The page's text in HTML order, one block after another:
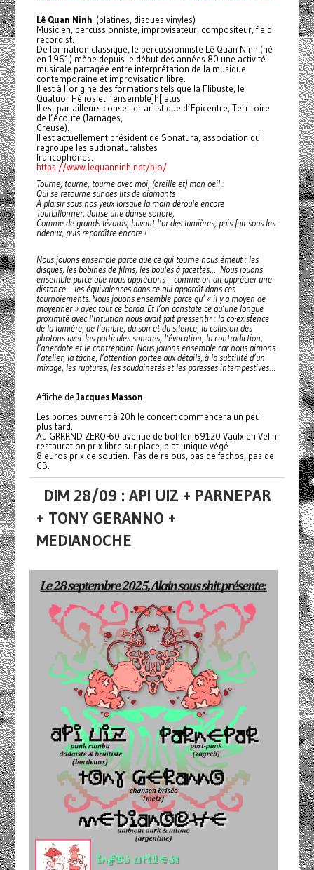
Lê Quan Ninh (platines, disques vinyles)
Musicien, percussionniste, improvisateur, compositeur, field
recordist.
De formation classique, le percussionniste Lê Quan Ninh (né
en 1961) mène depuis le début des années 80 une activité
musicale partagée entre interprétation de la musique
contemporaine et improvisation libre.
Il est à l’origine des formations tels que la Flibuste, le
Quatuor Hélios et l’ensemble]h[iatus.
Il est par ailleurs conseiller artistique d’Epicentre, Territoire
de l’écoute (Jarnages,
Creuse).
Il est actuellement président de Sonatura, association qui
regroupe les audionaturalistes
francophones.
https://www.lequanninh.net/bio/
Tourne, tourne, tourne avec moi, (oreille et) mon oeil :
Qui se retourne sur des lits de diamants
À plaisir sous nos yeux lorsque la main déroule encore
Tourbillonner, danse une danse sonore,
Comme de grands lézards, buvant l’or des lumières, puis fuir sous les
rideaux, puis reparaître encore !
Nous jouons ensemble parce que ce qui tourne nous émeut : les
disques, les bobines de films, les boules à facettes,… Nous jouons
ensemble parce que nous apprécions – comme on dit apprécier une
distance – les équivalences dans ce qui apparaît dans ces
tournoiements. Nous jouons ensemble parce qu’ « il y a moyen de
moyenner » avec tout ce barda. Et l’on constate ce qu’une longue
proximité avec l’intuition nous avait fait pressentir : la co-existence
de la lumière, de l’ombre, du son et du silence, la collision des
photons avec les particules sonores, l’évocation, la contradiction,
l’anecdote et le contrepoint. Nous jouons ensemble car nous aimons
l’atelier, la tâche, l’attention portée aux détails, à la subtilité d’un
mixage, les ruptures, les soudainetés et les paresses intempestives…
Affiche de Jacques Masson
Les portes ouvrent à 20h le concert commencera un peu
plus tard.
Au GRRRND ZERO-60 avenue de bohlen 69120 Vaulx en Velin
restauration prix libre sur place, plat unique végé.
8 euros prix de soutien. Pas de relous, pas de fachos, pas de
CB.
DIM 28/09 : API UIZ + PARNEPAR
+ TONY GERANNO +
MEDIANOCHE